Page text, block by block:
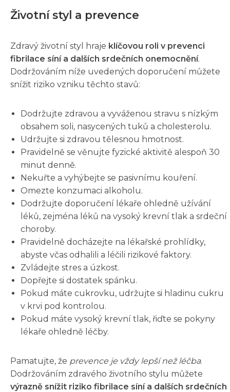
Životní styl a prevence
Zdravý životní styl hraje klíčovou roli v prevenci
fibrilace síní a dalších srdečních onemocnění.
Dodržováním níže uvedených doporučení můžete
snížit riziko vzniku těchto stavů:
Dodržujte zdravou a vyváženou stravu s nízkým
obsahem soli, nasycených tuků a cholesterolu.
Udržujte si zdravou tělesnou hmotnost.
Pravidelně se věnujte fyzické aktivitě alespoň 30
minut denně.
Nekuřte a vyhýbejte se pasivnímu kouření.
Omezte konzumaci alkoholu.
Dodržujte doporučení lékaře ohledně užívání
léků, zejména léků na vysoký krevní tlak a srdeční
choroby.
Pravidelně docházejte na lékařské prohlídky,
abyste včas odhalili a léčili rizikové faktory.
Zvládejte stres a úzkost.
Dopřejte si dostatek spánku.
Pokud máte cukrovku, udržujte si hladinu cukru
v krvi pod kontrolou.
Pokud máte vysoký krevní tlak, řiďte se pokyny
lékaře ohledně léčby.
Pamatujte, že prevence je vždy lepší než léčba.
Dodržováním zdravého životního stylu můžete
výrazně snížit riziko fibrilace síní a dalších srdečních